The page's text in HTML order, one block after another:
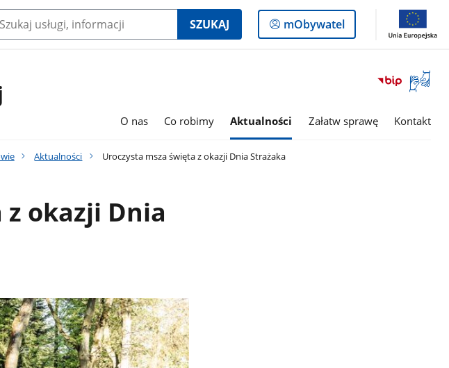
SZUKAJ
Logowanie
do
mObywatel
Otwórz
okno
O nas Co robimy Aktualności Załatw sprawę Kontakt
Aktualności Uroczysta msza święta z okazji Dnia Strażaka
okazji Dnia